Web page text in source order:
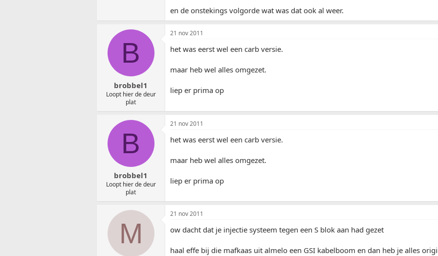
en de onstekings volgorde wat was dat ook al weer.
B
brobbel1
Loopt hier de deur
plat
21 nov 2011
het was eerst wel een carb versie.
maar heb wel alles omgezet.
liep er prima op
B
brobbel1
Loopt hier de deur
plat
21 nov 2011
het was eerst wel een carb versie.
maar heb wel alles omgezet.
liep er prima op
M
21 nov 2011
ow dacht dat je injectie systeem tegen een S blok aan had gezet
haal effe bij die mafkaas uit almelo een GSI kabelboom en dan heb je alles